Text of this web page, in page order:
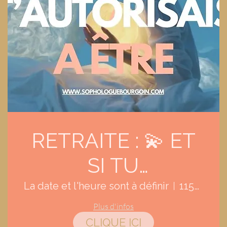
RETRAITE : 💫 ET
SI TU
T'AUTORISAIS A
ÊTRE ?
La date et l'heure sont à définir 1150 chemin du Taillé, 07200 Vesseaux, France
Plus d'infos
CLIQUE ICI